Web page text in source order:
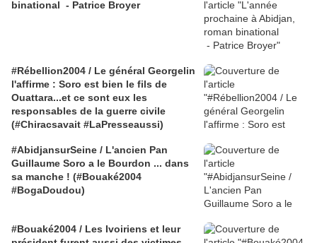
binational - Patrice Broyer
#Rébellion2004 / Le général Georgelin
l'affirme : Soro est bien le fils de
Ouattara...et ce sont eux les
responsables de la guerre civile
(#Chiracsavait #LaPresseaussi)
#AbidjansurSeine / L'ancien Pan
Guillaume Soro a le Bourdon ... dans
sa manche ! (#Bouaké2004
#BogaDoudou)
#Bouaké2004 / Les Ivoiriens et leur